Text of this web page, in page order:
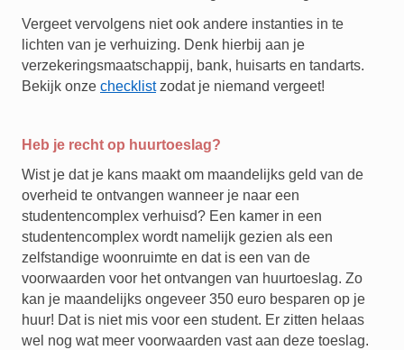
Vergeet vervolgens niet ook andere instanties in te
lichten van je verhuizing. Denk hierbij aan je
verzekeringsmaatschappij, bank, huisarts en tandarts.
Bekijk onze checklistzodat je niemand vergeet!
Heb je recht op huurtoeslag?
Wist je dat je kans maakt om maandelijks geld van de
overheid te ontvangen wanneer je naar een
studentencomplex verhuisd? Een kamer in een
studentencomplex wordt namelijk gezien als een
zelfstandige woonruimte en dat is een van de
voorwaarden voor het ontvangen van huurtoeslag. Zo
kan je maandelijks ongeveer 350 euro besparen op je
huur! Dat is niet mis voor een student. Er zitten helaas
wel nog wat meer voorwaarden vast aan deze toeslag.